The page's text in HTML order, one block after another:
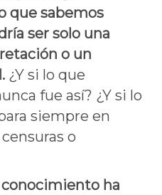
que sabemos
ser solo una
o un
¿Y si lo que
fue así? ¿Y si lo
siempre en
o
ha